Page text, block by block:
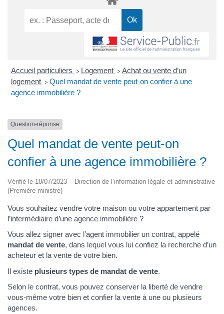
Accueil particuliers > Logement > Achat ou vente d’un
logement > Quel mandat de vente peut-on confier à une
agence immobilière ?
Question-réponse
Quel mandat de vente peut-on
confier à une agence immobilière ?
Vérifié le 18/07/2023 – Direction de l’information légale et administrative
(Première ministre)
Vous souhaitez vendre votre maison ou votre appartement par
l’intermédiaire d’une agence immobilière ?
Vous allez signer avec l’agent immobilier un contrat, appelé
mandat de vente, dans lequel vous lui confiez la recherche d’un
acheteur et la vente de votre bien.
Il existe plusieurs types de mandat de vente.
Selon le contrat, vous pouvez conserver la liberté de vendre
vous-même votre bien et confier la vente à une ou plusieurs
agences.